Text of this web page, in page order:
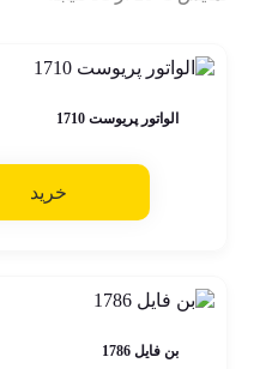
الواتور پریوست 1710
خرید
بن فایل 1786